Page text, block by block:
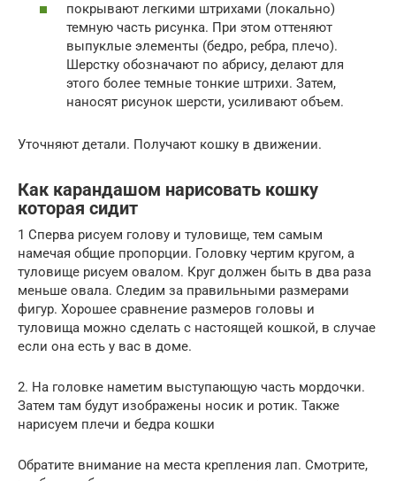
покрывают легкими штрихами (локально)
темную часть рисунка. При этом оттеняют
выпуклые элементы (бедро, ребра, плечо).
Шерстку обозначают по абрису, делают для
этого более темные тонкие штрихи. Затем,
наносят рисунок шерсти, усиливают объем.
Уточняют детали. Получают кошку в движении.
Как карандашом нарисовать кошку
которая сидит
1 Сперва рисуем голову и туловище, тем самым
намечая общие пропорции. Головку чертим кругом, а
туловище рисуем овалом. Круг должен быть в два раза
меньше овала. Следим за правильными размерами
фигур. Хорошее сравнение размеров головы и
туловища можно сделать с настоящей кошкой, в случае
если она есть у вас в доме.
2. На головке наметим выступающую часть мордочки.
Затем там будут изображены носик и ротик. Также
нарисуем плечи и бедра кошки
Обратите внимание на места крепления лап. Смотрите,